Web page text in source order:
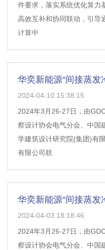
件要求，落实系统优化算力
高效互补和协同联动，引导
计算中
华奕新能源“间接蒸发
2024-04-10 15:38:15
2024年3月26-27日，由
察设计协会电气分会、中国
学建筑设计研究院(集团)有
有限公司联
华奕新能源“间接蒸发
2024-04-03 18:18:46
2024年3月26-27日，由
察设计协会电气分会、中国